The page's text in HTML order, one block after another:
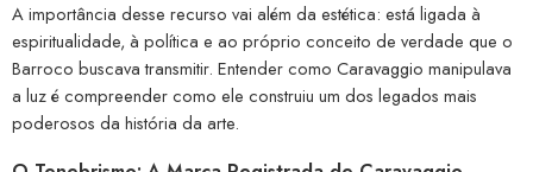
A importância desse recurso vai além da estética: está ligada à
espiritualidade, à política e ao próprio conceito de verdade que o
Barroco buscava transmitir. Entender como Caravaggio manipulava
a luz é compreender como ele construiu um dos legados mais
poderosos da história da arte.